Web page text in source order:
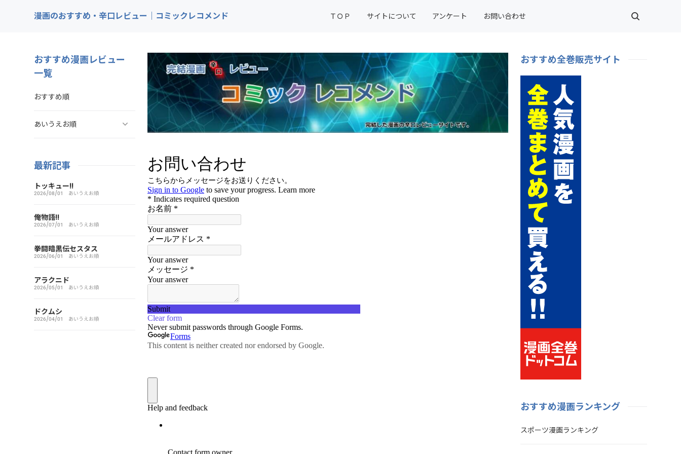
漫画のおすすめ・辛口レビュー｜コミックレコメンド ＴＯＰ サイトについて アンケート お問い合わせ
おすすめ漫画レビュー
一覧
おすすめ順
あいうえお順
藍より青し
アカギ～闇に降り立った天才
最新記事
トッキュー!!
2026/08/01 あいうえお順
俺物語!!
2026/07/01 あいうえお順
拳闘暗黒伝セスタス
2026/06/01 あいうえお順
アラクニド
2026/05/01 あいうえお順
ドクムシ
2026/04/01 あいうえお順
おすすめ全巻販売サイト
おすすめ漫画ランキング
スポーツ漫画ランキング